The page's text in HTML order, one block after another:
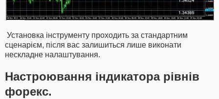
Установка інструменту проходить за стандартним
сценарієм, після вас залишиться лише виконати
нескладне налаштування.
Настроювання індикатора рівнів
форекс.